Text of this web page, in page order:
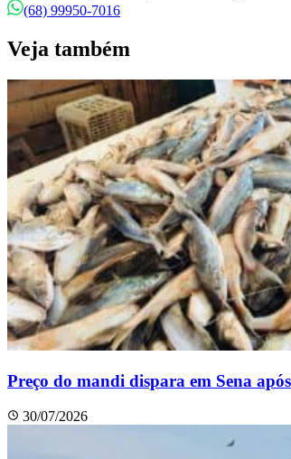
(68) 99950-7016
Veja também
Preço do mandi dispara em Sena
30/07/2026